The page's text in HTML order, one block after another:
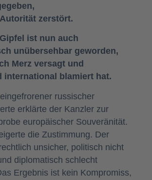
zerstört.
ist nun auch
unübersehbar geworden,
Merz versagt und
international blamiert hat.
russischer
erklärte der Kanzler zur
europäischer Souveränität.
die Zustimmung. Der
unsicher, politisch nicht
diplomatisch schlecht
Ergebnis ist kein Kompromiss,